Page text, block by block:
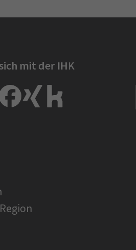
mit der IHK